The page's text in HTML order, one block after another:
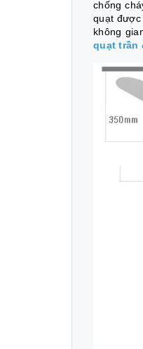
chống
quạt
không
quạt trần